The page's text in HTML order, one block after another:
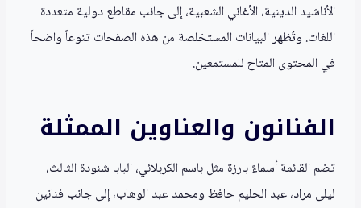
الأناشيد الدينية، الأغاني الشعبية، إلى جانب مقاطع دولية متعددة
اللغات. وتُظهر البيانات المستخلصة من هذه الصفحات تنوعاً واضحاً
في المحتوى المتاح للمستمعين.
الفنانون والعناوين الممثلة
تضم القائمة أسماءً بارزة مثل باسم الكربلائي، البابا شنودة الثالث،
ليلى مراد، عبد الحليم حافظ ومحمد عبد الوهاب، إلى جانب فنانين